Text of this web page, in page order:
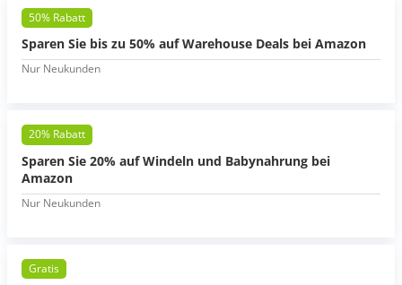
50% Rabatt
Sparen Sie bis zu 50% auf Warehouse Deals bei Amazon
Nur Neukunden
20% Rabatt
Sparen Sie 20% auf Windeln und Babynahrung bei
Amazon
Nur Neukunden
Gratis